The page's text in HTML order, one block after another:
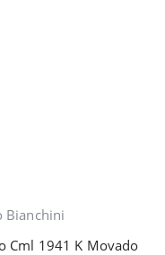
Bianchini
Cml 1941 K Movado